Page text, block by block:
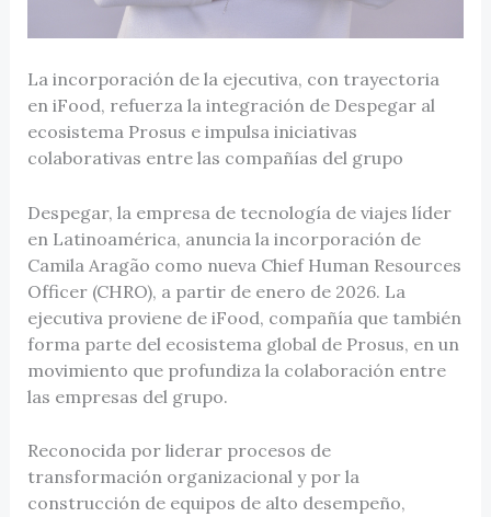
La incorporación de la ejecutiva, con trayectoria
en iFood, refuerza la integración de Despegar al
ecosistema Prosus e impulsa iniciativas
colaborativas entre las compañías del grupo
Despegar, la empresa de tecnología de viajes líder
en Latinoamérica, anuncia la incorporación de
Camila Aragão como nueva Chief Human Resources
Officer (CHRO), a partir de enero de 2026. La
ejecutiva proviene de iFood, compañía que también
forma parte del ecosistema global de Prosus, en un
movimiento que profundiza la colaboración entre
las empresas del grupo.
Reconocida por liderar procesos de
transformación organizacional y por la
construcción de equipos de alto desempeño,